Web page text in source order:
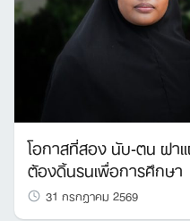
โอกาสที่สอง นับ-ตน ฝา
ต้องดิ้นรนเพื่อการศึกษา
31 กรกฎาคม 2569